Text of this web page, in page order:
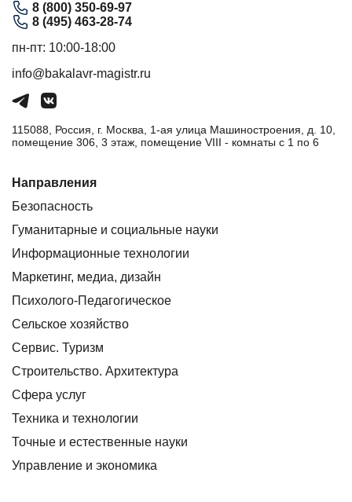
8 (800) 350-69-97
8 (495) 463-28-74
пн-пт: 10:00-18:00
info@bakalavr-magistr.ru
115088, Россия, г. Москва, 1-ая улица Машиностроения, д. 10,
помещение 306, 3 этаж, помещение VIII - комнаты с 1 по 6
Направления
Безопасность
Гуманитарные и социальные науки
Информационные технологии
Маркетинг, медиа, дизайн
Психолого-Педагогическое
Сельское хозяйство
Сервис. Туризм
Строительство. Архитектура
Сфера услуг
Техника и технологии
Точные и естественные науки
Управление и экономика